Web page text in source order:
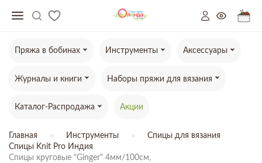
Пряжа в бобинах Инструменты Аксессуары
Журналы и книги Наборы пряжи для вязания
Каталог-Распродажа Акции
Главная Инструменты
Спицы для вязания
Спицы Knit Pro Индия
Спицы круговые "Ginger" 4мм/100см,